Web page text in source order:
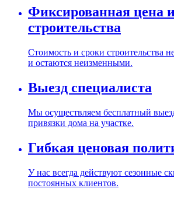
Фиксированная цена
строительства
Стоимость и сроки строительства
и остаются неизменными.
Выезд специалиста
Мы осуществляем бесплатный
привязки дома на участке.
Гибкая ценовая
У нас всегда действуют сезонные
постоянных клиентов.